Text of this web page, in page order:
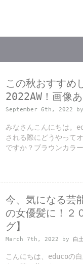
この秋おすすめ
2022AW！画像
September 6th, 2022 by
みなさんこんにちは。
される際にどうやって
ですか？ブラウンカラ
今、気になる芸
の女優髪に！２
グ】
March 7th, 2022 by 白
こんにちは、educoの